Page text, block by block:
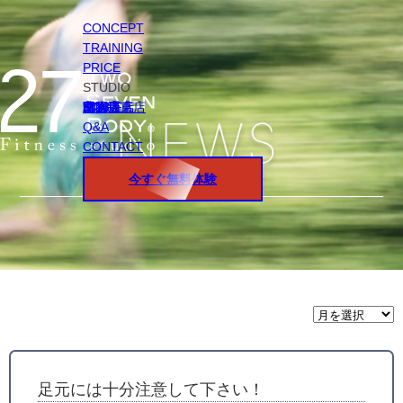
CONCEPT
TRAINING
PRICE
STUDIO
円山店
白石店
桑園店
北18条店
宮の沢店
環状通東店
STAFF
Q&A
CONTACT
今すぐ無料体験
月
間
ー
足元には十分注意して下さい！